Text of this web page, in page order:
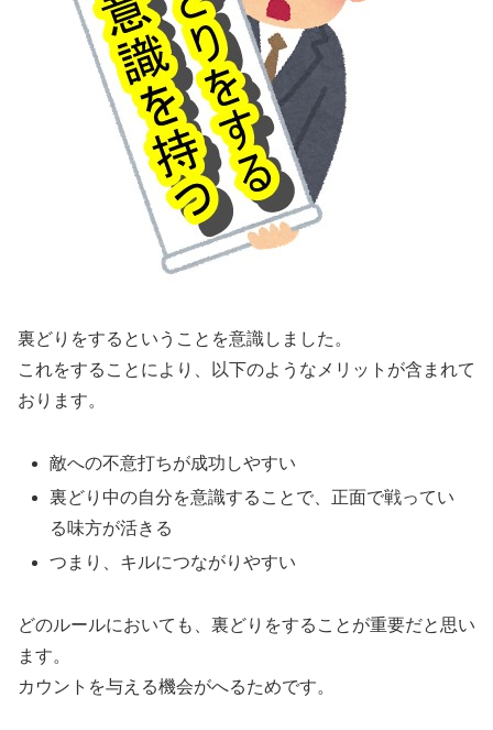
裏どりをするということを意識しました。
これをすることにより、以下のようなメリットが含まれて
おります。
敵への不意打ちが成功しやすい
裏どり中の自分を意識することで、正面で戦ってい
る味方が活きる
つまり、キルにつながりやすい
どのルールにおいても、裏どりをすることが重要だと思い
ます。
カウントを与える機会がへるためです。